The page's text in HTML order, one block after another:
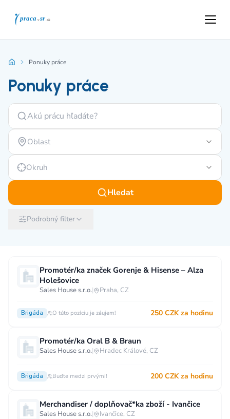
Ponuky práce
Ponuky práce
Oblast
Okruh
Hledat
Podrobný filter
Promotér/ka značek Gorenje & Hisense – Alza
Holešovice
Sales House s.r.o.| Praha, CZ
Brigáda O túto pozíciu je záujem! 250 CZK za hodinu
Promotér/ka Oral B & Braun
Sales House s.r.o.| Hradec Králové, CZ
Brigáda Buďte medzi prvými! 200 CZK za hodinu
Merchandiser / doplňovač*ka zboží - Ivančice
Sales House s.r.o.| Ivančice, CZ
Měsíční plat
neuvedeno 0 až 30 000 CZK
40 000 CZK a více
Ostatní mzdy
za hodinu
Práce na plný úvazek
Práce na zkrácený úvazek